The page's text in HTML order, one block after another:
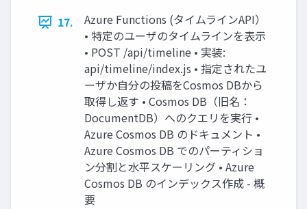
17.
Azure Functions (タイムラインAPI）
• 特定のユーザのタイムラインを表示
• POST /api/timeline • 実装:
api/timeline/index.js • 指定されたユ
ーザか自分の投稿をCosmos DBから
取得し返す • Cosmos DB（旧名：
DocumentDB）へのクエリを実行 •
Azure Cosmos DB のドキュメント •
Azure Cosmos DB でのパーティショ
ン分割と水平スケーリング • Azure
Cosmos DB のインデックス作成 - 概
要